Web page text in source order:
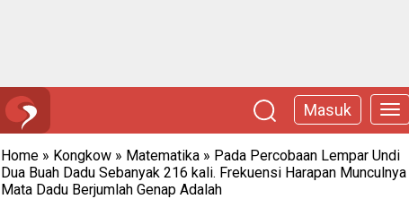
Masuk
Home » Kongkow » Matematika » Pada Percobaan Lempar Undi
Dua Buah Dadu Sebanyak 216 kali. Frekuensi Harapan Munculnya
Mata Dadu Berjumlah Genap Adalah